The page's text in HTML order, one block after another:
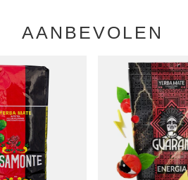
AANBEVOLEN